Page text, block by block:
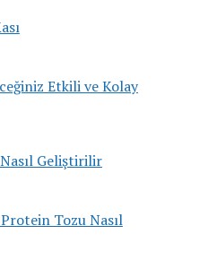
Etkili ve Kolay
Geliştirilir
Tozu Nasıl